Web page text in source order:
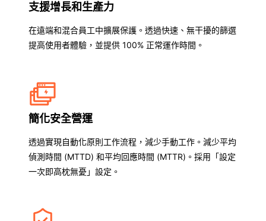
支援增長和生產力
在遠端和混合員工中擴展保護。透過快速、無干擾的篩選
提高使用者體驗，並提供 100% 正常運作時間。
簡化安全營運
透過實現自動化原則工作流程，減少手動工作。減少平均
偵測時間 (MTTD) 和平均回應時間 (MTTR)。採用「設定
一次即高枕無憂」設定。